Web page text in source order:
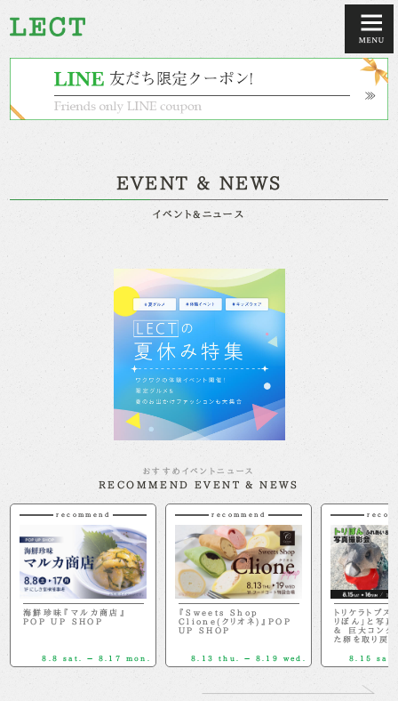
EVENT & NEWS
イベント&ニュース
おすすめイベントニュース
RECOMMEND EVENT & NEWS
recommend
海鮮珍味『マルカ商店』
POP UP SHOP
8.8 sat. － 8.17 mon.
recommend
『Sweets Shop
Clione(クリオネ)』POP
UP SHOP
8.13 thu. － 8.19 wed.
トリケラトプス
リぼん」と写
＆ 巨大コング
た卵を取り戻せ
8.15 sat.